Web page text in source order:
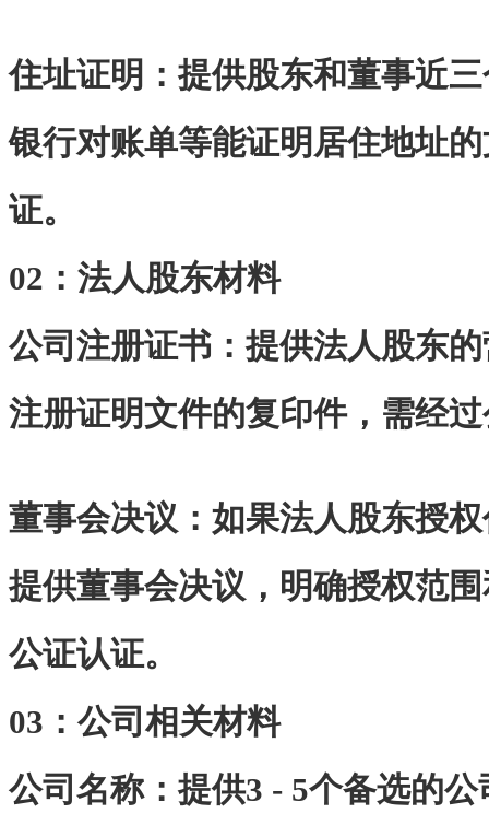
住址证明：提供股东和董事近
银行对账单等能证明居住地址
证。
02： 法人股东材料
公司注册证书：提供法人股东
注册证明文件的复印件，需经
董事会决议：如果法人股东授
提供董事会决议，明确授权范
公证认证。
03： 公司相关材料
公司名称：提供3 - 5个备选的